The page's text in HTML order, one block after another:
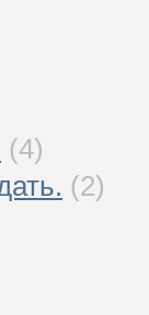
(4)
(2)